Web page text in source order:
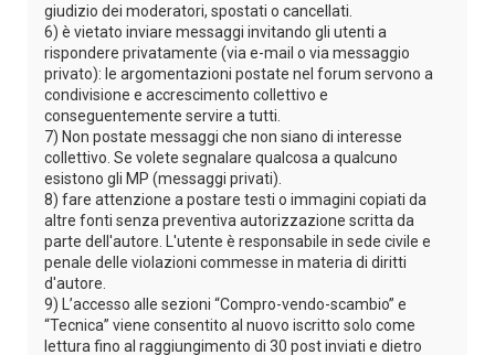
giudizio dei moderatori, spostati o cancellati.
6) è vietato inviare messaggi invitando gli utenti a
rispondere privatamente (via e-mail o via messaggio
privato): le argomentazioni postate nel forum servono a
condivisione e accrescimento collettivo e
conseguentemente servire a tutti.
7) Non postate messaggi che non siano di interesse
collettivo. Se volete segnalare qualcosa a qualcuno
esistono gli MP (messaggi privati).
8) fare attenzione a postare testi o immagini copiati da
altre fonti senza preventiva autorizzazione scritta da
parte dell'autore. L'utente è responsabile in sede civile e
penale delle violazioni commesse in materia di diritti
d'autore.
9) L’accesso alle sezioni “Compro-vendo-scambio” e
“Tecnica” viene consentito al nuovo iscritto solo come
lettura fino al raggiungimento di 30 post inviati e dietro